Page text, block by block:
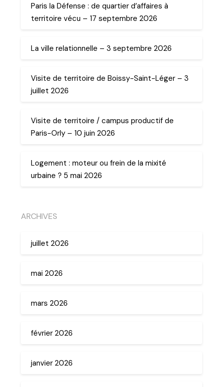
Paris la Défense : de quartier d’affaires à
territoire vécu – 17 septembre 2026
La ville relationnelle – 3 septembre 2026
Visite de territoire de Boissy-Saint-Léger – 3
juillet 2026
Visite de territoire / campus productif de
Paris-Orly – 10 juin 2026
Logement : moteur ou frein de la mixité
urbaine ? 5 mai 2026
ARCHIVES
juillet 2026
mai 2026
mars 2026
février 2026
janvier 2026